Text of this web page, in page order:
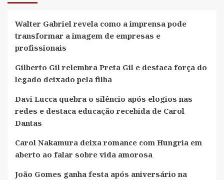
Walter Gabriel revela como a imprensa pode
transformar a imagem de empresas e
profissionais
Gilberto Gil relembra Preta Gil e destaca força do
legado deixado pela filha
Davi Lucca quebra o silêncio após elogios nas
redes e destaca educação recebida de Carol
Dantas
Carol Nakamura deixa romance com Hungria em
aberto ao falar sobre vida amorosa
João Gomes ganha festa após aniversário na